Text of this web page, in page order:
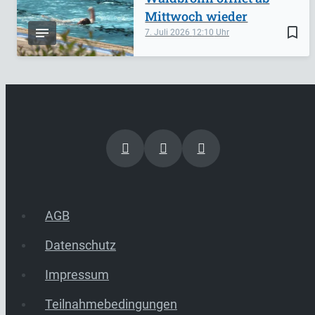
bookmark_border
7. Juli 2026 12:10
Mittwoch wieder
AGB
Datenschutz
Impressum
Teilnahmebedingungen